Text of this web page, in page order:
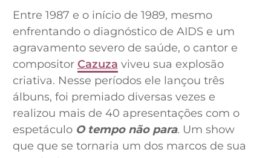
Entre 1987 e o início de 1989, mesmo
enfrentando o diagnóstico de AIDS e um
agravamento severo de saúde, o cantor e
compositor Cazuza viveu sua explosão
criativa. Nesse períodos ele lançou três
álbuns, foi premiado diversas vezes e
realizou mais de 40 apresentações com o
espetáculo O tempo não para. Um show
que que se tornaria um dos marcos de sua